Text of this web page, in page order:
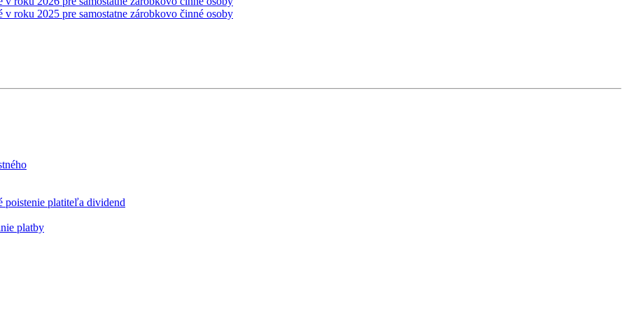
roku 2025 pre samostatne zárobkovo činné osoby
poistenie platiteľa dividend
platby